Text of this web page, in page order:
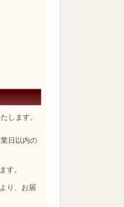
します。
日以内の
す。
り、お届